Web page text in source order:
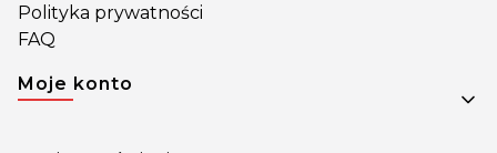
Polityka prywatności
FAQ
Moje konto